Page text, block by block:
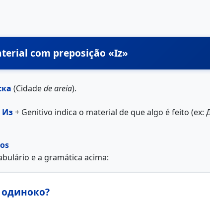
com preposição «Iz»
(Cidadede areia).
Из+ Genitivo indica o material de que algo é feito (ex:
e a gramática acima: